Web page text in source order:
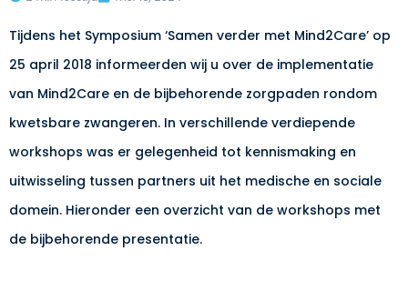
Tijdens het Symposium ‘Samen verder met Mind2Care’ op
25 april 2018 informeerden wij u over de implementatie
van Mind2Care en de bijbehorende zorgpaden rondom
kwetsbare zwangeren. In verschillende verdiepende
workshops was er gelegenheid tot kennismaking en
uitwisseling tussen partners uit het medische en sociale
domein. Hieronder een overzicht van de workshops met
de bijbehorende presentatie.